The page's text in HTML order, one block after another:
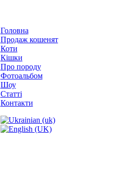
Головна
Продаж кошенят
Коти
Кішки
Про породу
Фотоальбом
Шоу
Статті
Контакти